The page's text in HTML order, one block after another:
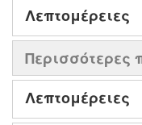
Λεπτομέρειες
Περισσότερες
Λεπτομέρειες